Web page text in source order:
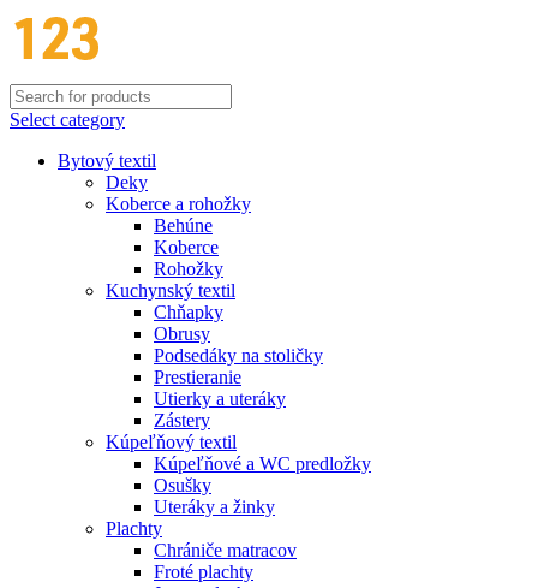
Select category
Bytový textil
Deky
Koberce a rohožky
Behúne
Koberce
Rohožky
Kuchynský textil
Chňapky
Obrusy
Podsedáky na stoličky
Prestieranie
Utierky a uteráky
Zástery
Kúpeľňový textil
Kúpeľňové a WC predložky
Osušky
Uteráky a žinky
Plachty
Chrániče matracov
Froté plachty